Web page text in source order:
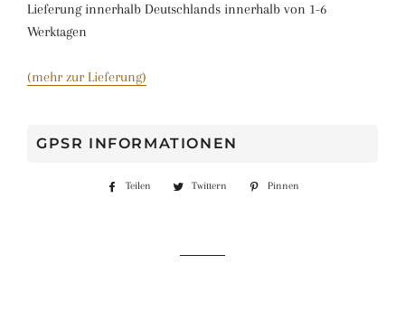
Lieferung innerhalb Deutschlands innerhalb von 1-6
Werktagen
(mehr zur Lieferung)
GPSR INFORMATIONEN
Teilen
Auf
Twittern
Auf
Pinnen